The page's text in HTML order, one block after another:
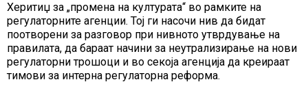
Херитиџ за „промена на културата“ во рамките на
регулаторните агенции. Тој ги насочи нив да бидат
поотворени за разговор при нивното утврдување на
правилата, да бараат начини за неутрализирање на нови
регулаторни трошоци и во секоја агенција да креираат
тимови за интерна регулаторна реформа.